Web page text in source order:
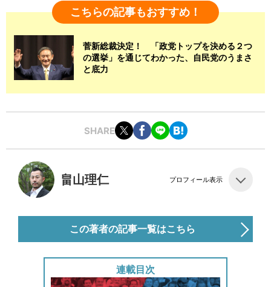
こちらの記事もおすすめ！
菅新総裁決定！ 「政党トップを決める２つ
の選挙」を通じてわかった、自民党のうまさ
と底力
SHARE
畠山理仁 プロフィール表示
この著者の記事一覧はこちら
連載目次